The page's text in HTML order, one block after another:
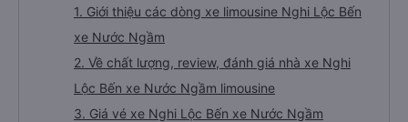
1. Giới thiệu các dòng xe limousine Nghi Lộc Bến
xe Nước Ngầm
2. Về chất lượng, review, đánh giá nhà xe Nghi
Lộc Bến xe Nước Ngầm limousine
3. Giá vé xe Nghi Lộc Bến xe Nước Ngầm